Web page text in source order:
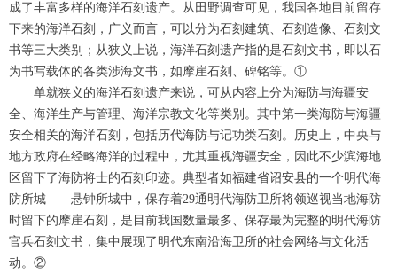
成了丰富多样的海洋石刻遗产。从田野调查可见，我国各地目前留存
下来的海洋石刻，广义而言，可以分为石刻建筑、石刻造像、石刻文
书等三大类别；从狭义上说，海洋石刻遗产指的是石刻文书，即以石
为书写载体的各类涉海文书，如摩崖石刻、碑铭等。①
单就狭义的海洋石刻遗产来说，可从内容上分为海防与海疆安
全、海洋生产与管理、海洋宗教文化等类别。其中第一类海防与海疆
安全相关的海洋石刻，包括历代海防与记功类石刻。历史上，中央与
地方政府在经略海洋的过程中，尤其重视海疆安全，因此不少滨海地
区留下了海防将士的石刻印迹。典型者如福建省诏安县的一个明代海
防所城——悬钟所城中，保存着29通明代海防卫所将领巡视当地海防
时留下的摩崖石刻，是目前我国数量最多、保存最为完整的明代海防
官兵石刻文书，集中展现了明代东南沿海卫所的社会网络与文化活
动。②